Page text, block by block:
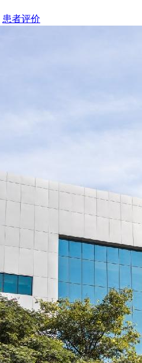
患者评价